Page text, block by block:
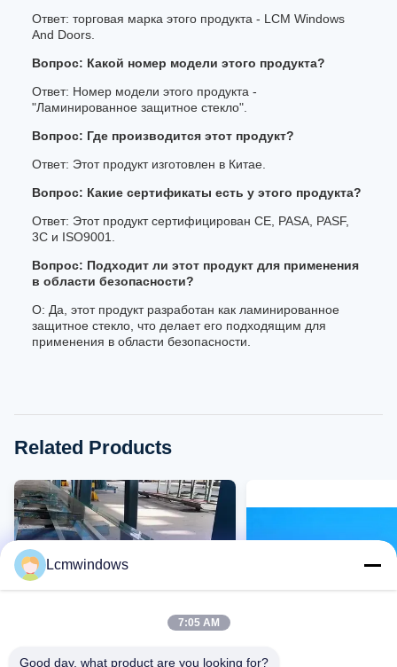
Ответ: торговая марка этого продукта - LCM Windows
And Doors.
Вопрос: Какой номер модели этого продукта?
Ответ: Номер модели этого продукта -
"Ламинированное защитное стекло".
Вопрос: Где производится этот продукт?
Ответ: Этот продукт изготовлен в Китае.
Вопрос: Какие сертификаты есть у этого продукта?
Ответ: Этот продукт сертифицирован CE, PASA, PASF,
3C и ISO9001.
Вопрос: Подходит ли этот продукт для применения
в области безопасности?
О: Да, этот продукт разработан как ламинированное
защитное стекло, что делает его подходящим для
применения в области безопасности.
Related Products
Lcmwindows
7:05 AM
Good day, what product are you looking for?